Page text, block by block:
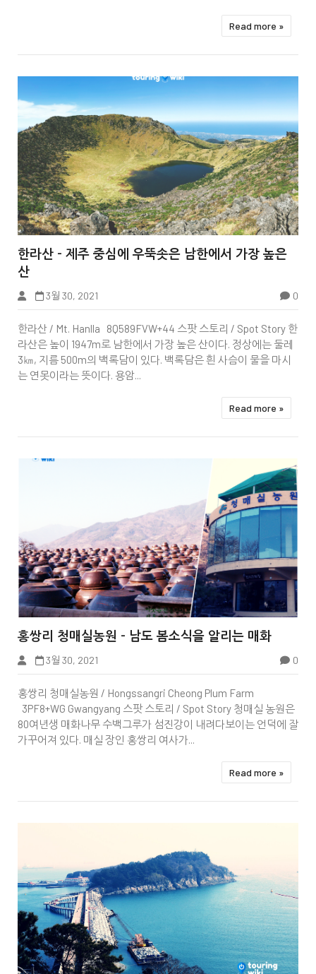
Read more »


한라산 - 제주 중심에 우뚝솟은 남한에서 가장 높은
산
3월 30, 2021 0
한라산 / Mt. Hanlla 8Q589FVW+44 스팟 스토리 / Spot Story 한
라산은 높이 1947m로 남한에서 가장 높은 산이다. 정상에는 둘레
3㎞, 지름 500m의 백록담이 있다. 백록담은 흰 사슴이 물을 마시
는 연못이라는 뜻이다. 용암...
Read more »


Tbook
홍쌍리 청매실농원 - 남도 봄소식을 알리는 매화
3월 30, 2021 0
홍쌍리 청매실농원 / Hongssangri Cheong Plum Farm
3PF8+WG Gwangyang 스팟 스토리 / Spot Story 청매실 농원은
80여년생 매화나무 수백그루가 섬진강이 내려다보이는 언덕에 잘
가꾸어져 있다. 매실 장인 홍쌍리 여사가...
Read more »
Tbook